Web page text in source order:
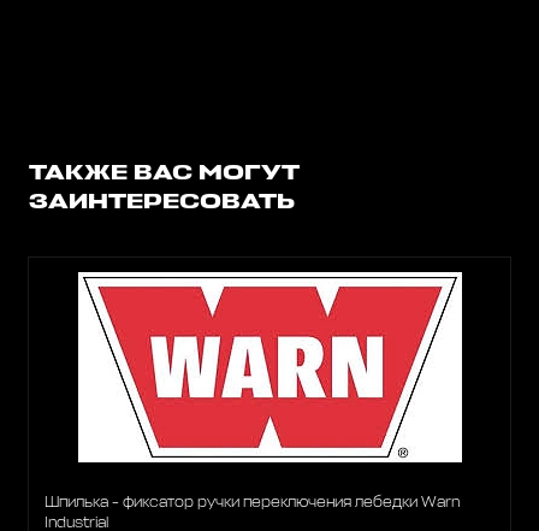
ТАКЖЕ ВАС МОГУТ
ЗАИНТЕРЕСОВАТЬ
Шпилька - фиксатор ручки переключения лебедки Warn
Industrial